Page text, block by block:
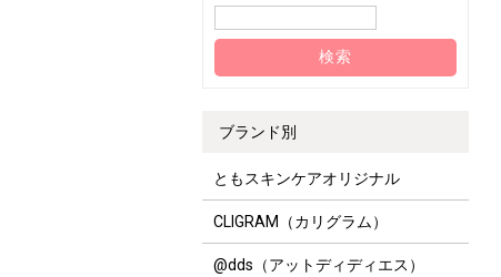
ブランド別
ともスキンケアオリジナル
CLIGRAM（カリグラム）
@dds（アットディディエス）